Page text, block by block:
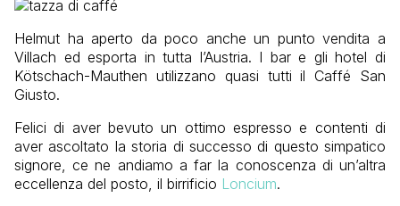
Helmut ha aperto da poco anche un punto vendita a
Villach ed esporta in tutta l’Austria. I bar e gli hotel di
Kötschach-Mauthen utilizzano quasi tutti il Caffé San
Giusto.
Felici di aver bevuto un ottimo espresso e contenti di
aver ascoltato la storia di successo di questo simpatico
signore, ce ne andiamo a far la conoscenza di un’altra
eccellenza del posto, il birrificio Loncium.